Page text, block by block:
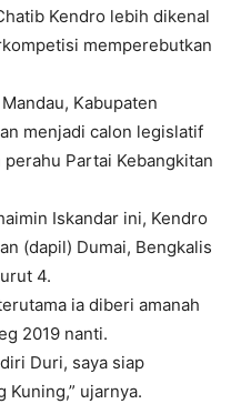
Kendro lebih dikenal
memperebutkan
Kabupaten
menjadi calon legislatif
Partai Kebangkitan
Iskandar ini, Kendro
(dapil) Dumai, Bengkalis
4.
ia diberi amanah
2019 nanti.
Duri, saya siap
Kuning,” ujarnya.